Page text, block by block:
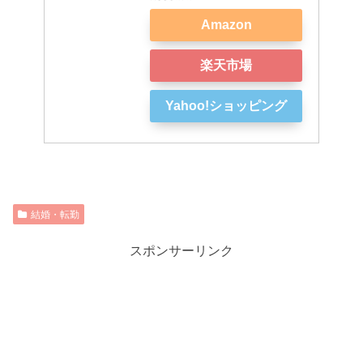
Amazon
楽天市場
Yahoo!ショッピング
結婚・転勤
スポンサーリンク